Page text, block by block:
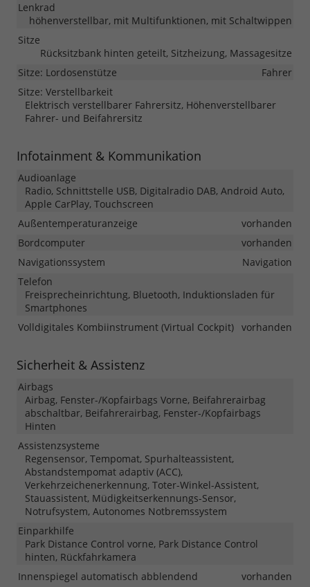
Lenkrad
höhenverstellbar, mit Multifunktionen, mit Schaltwippen
Sitze
Rücksitzbank hinten geteilt, Sitzheizung, Massagesitze
Sitze: Lordosenstütze
Fahrer
Sitze: Verstellbarkeit
Elektrisch verstellbarer Fahrersitz, Höhenverstellbarer
Fahrer- und Beifahrersitz
Infotainment & Kommunikation
Audioanlage
Radio, Schnittstelle USB, Digitalradio DAB, Android Auto,
Apple CarPlay, Touchscreen
Außentemperaturanzeige
vorhanden
Bordcomputer
vorhanden
Navigationssystem
Navigation
Telefon
Freisprecheinrichtung, Bluetooth, Induktionsladen für
Smartphones
Volldigitales Kombiinstrument (Virtual Cockpit) vorhanden
Sicherheit & Assistenz
Airbags
Airbag, Fenster-/Kopfairbags Vorne, Beifahrerairbag
abschaltbar, Beifahrerairbag, Fenster-/Kopfairbags
Hinten
Assistenzsysteme
Regensensor, Tempomat, Spurhalteassistent,
Abstandstempomat adaptiv (ACC),
Verkehrzeichenerkennung, Toter-Winkel-Assistent,
Stauassistent, Müdigkeitserkennungs-Sensor,
Notrufsystem, Autonomes Notbremssystem
Einparkhilfe
Park Distance Control vorne, Park Distance Control
hinten, Rückfahrkamera
Innenspiegel automatisch abblendend
vorhanden